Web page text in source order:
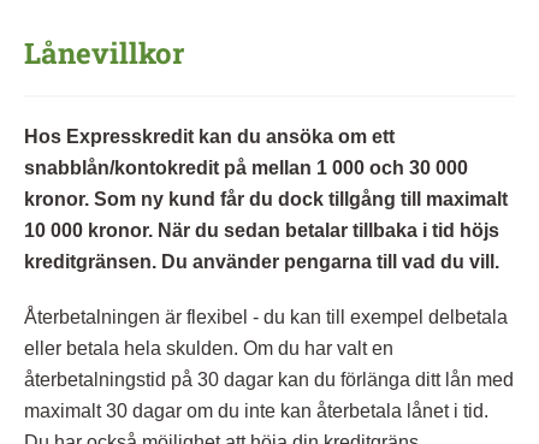
Lånevillkor
Hos Expresskredit kan du ansöka om ett
snabblån/kontokredit på mellan 1 000 och 30 000
kronor. Som ny kund får du dock tillgång till maximalt
10 000 kronor. När du sedan betalar tillbaka i tid höjs
kreditgränsen. Du använder pengarna till vad du vill.
Återbetalningen är flexibel - du kan till exempel delbetala
eller betala hela skulden. Om du har valt en
återbetalningstid på 30 dagar kan du förlänga ditt lån med
maximalt 30 dagar om du inte kan återbetala lånet i tid.